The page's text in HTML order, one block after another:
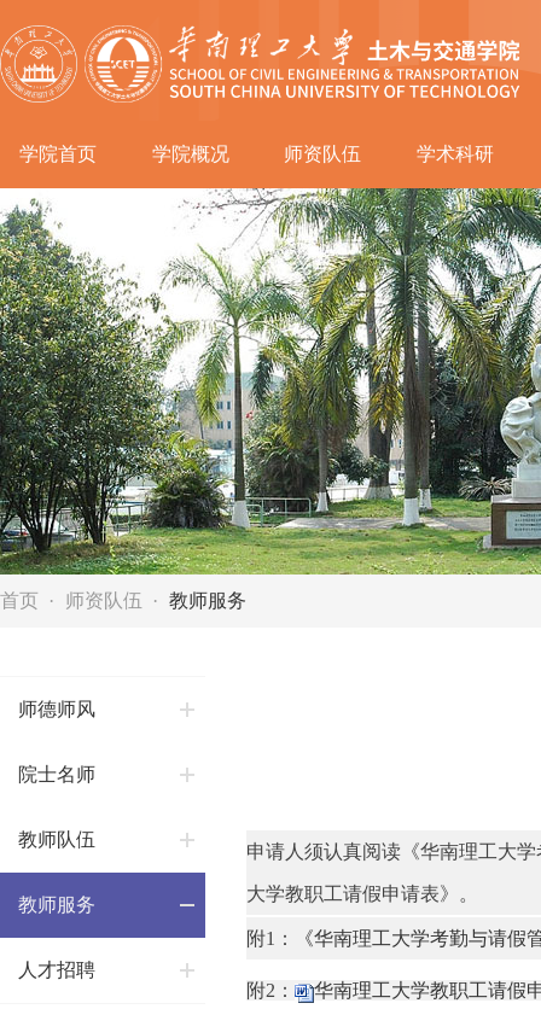
学院首页 学院概况 师资队伍 学术科研
首页 师资队伍 教师服务
师德师风
院士名师
教师队伍
教师服务
人才招聘
申请人须认真阅读《华南理工大
大学教职工请假申请表》。
附1： 《华南理工大学考勤与请假
附2： 华南理工大学教职工请假